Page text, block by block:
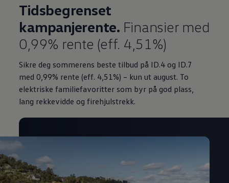
Tidsbegrenset
kampanjerente. Finansier med
0,99% rente (eff. 4,51%)
Sikre deg sommerens beste tilbud på ID.4 og ID.7
med 0,99% rente (eff. 4,51%) – kun ut august. To
elektriske familiefavoritter som byr på god plass,
lang rekkevidde og firehjulstrekk.